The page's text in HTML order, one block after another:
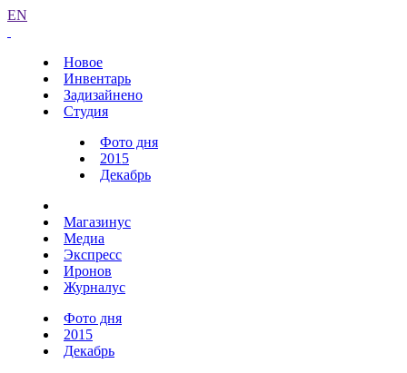
EN
Новое
Инвентарь
Задизайнено
Студия
Фото дня
2015
Декабрь
Магазинус
Медиа
Экспресс
Иронов
Журналус
Фото дня
2015
Декабрь